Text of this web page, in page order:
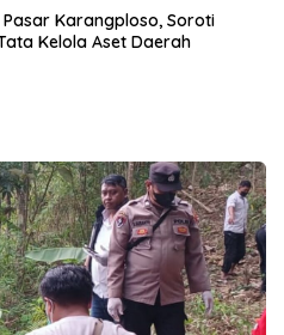
Pasar Karangploso, Soroti
Kelola Aset Daerah